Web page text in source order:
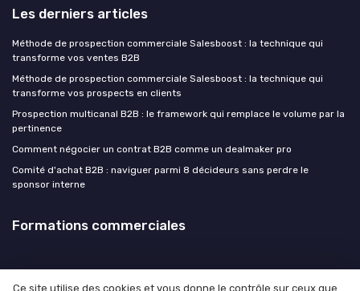
Les derniers articles
Méthode de prospection commerciale Salesboost : la technique qui
transforme vos ventes B2B
Méthode de prospection commerciale Salesboost : la technique qui
transforme vos prospects en clients
Prospection multicanal B2B : le framework qui remplace le volume par la
pertinence
Comment négocier un contrat B2B comme un dealmaker pro
Comité d'achat B2B : naviguer parmi 8 décideurs sans perdre le
sponsor interne
Formations commerciales
Ce site utilise des cookies et vous donne le contrôle sur ceux que